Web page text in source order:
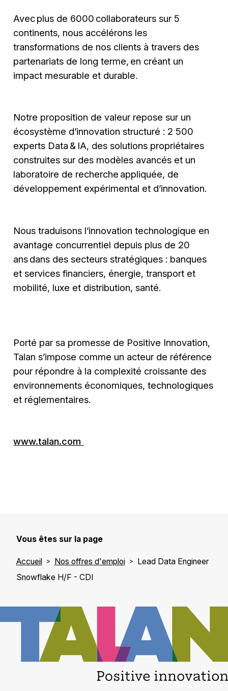
Avec plus de 6000 collaborateurs sur 5
continents, nous accélérons les
transformations de nos clients à travers des
partenariats de long terme, en créant un
impact mesurable et durable.
Notre proposition de valeur repose sur un
écosystème d’innovation structuré : 2 500
experts Data & IA, des solutions propriétaires
construites sur des modèles avancés et un
laboratoire de recherche appliquée, de
développement expérimental et d’innovation.
Nous traduisons l’innovation technologique en
avantage concurrentiel depuis plus de 20
ans dans des secteurs stratégiques : banques
et services financiers, énergie, transport et
mobilité, luxe et distribution, santé.
Porté par sa promesse de Positive Innovation,
Talan s’impose comme un acteur de référence
pour répondre à la complexité croissante des
environnements économiques, technologiques
et réglementaires.
www.talan.com
Vous êtes sur la page
Accueil Nos offres d'emploi
Lead Data Engineer
Snowflake H/F - CDI